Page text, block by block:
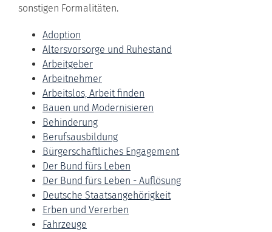
sonstigen Formalitäten.
Adoption
Altersvorsorge und Ruhestand
Arbeitgeber
Arbeitnehmer
Arbeitslos, Arbeit finden
Bauen und Modernisieren
Behinderung
Berufsausbildung
Bürgerschaftliches Engagement
Der Bund fürs Leben
Der Bund fürs Leben - Auflösung
Deutsche Staatsangehörigkeit
Erben und Vererben
Fahrzeuge